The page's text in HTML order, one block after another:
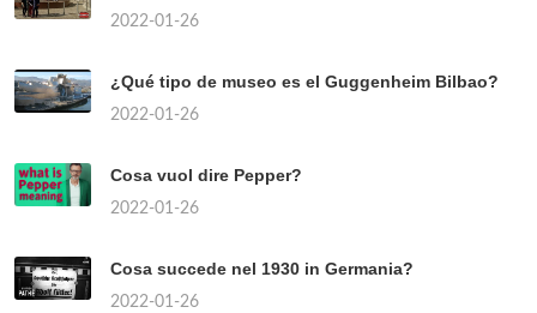
2022-01-26
¿Qué tipo de museo es el Guggenheim Bilbao?
2022-01-26
Cosa vuol dire Pepper?
2022-01-26
Cosa succede nel 1930 in Germania?
2022-01-26